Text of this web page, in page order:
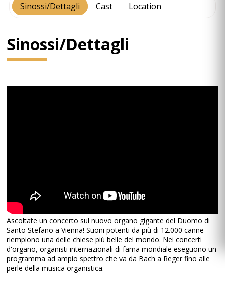
Sinossi/Dettagli Cast Location
Sinossi/Dettagli
Ascoltate un concerto sul nuovo organo gigante del Duomo di
Santo Stefano a Vienna! Suoni potenti da più di 12.000 canne
riempiono una delle chiese più belle del mondo. Nei concerti
d'organo, organisti internazionali di fama mondiale eseguono un
programma ad ampio spettro che va da Bach a Reger fino alle
perle della musica organistica.